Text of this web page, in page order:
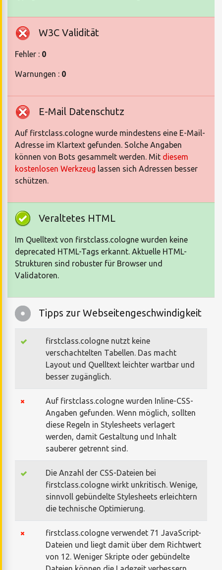
W3C Validität
Fehler : 0
Warnungen : 0
E-Mail Datenschutz
Auf firstclass.cologne wurde mindestens eine E-Mail-
Adresse im Klartext gefunden. Solche Angaben
können von Bots gesammelt werden. Mit diesem
kostenlosen Werkzeug lassen sich Adressen besser
schützen.
Veraltetes HTML
Im Quelltext von firstclass.cologne wurden keine
deprecated HTML-Tags erkannt. Aktuelle HTML-
Strukturen sind robuster für Browser und
Validatoren.
Tipps zur Webseitengeschwindigkeit
firstclass.cologne nutzt keine
verschachtelten Tabellen. Das macht
Layout und Quelltext leichter wartbar und
besser zugänglich.
Auf firstclass.cologne wurden Inline-CSS-
Angaben gefunden. Wenn möglich, sollten
diese Regeln in Stylesheets verlagert
werden, damit Gestaltung und Inhalt
sauberer getrennt sind.
Die Anzahl der CSS-Dateien bei
firstclass.cologne wirkt unkritisch. Wenige,
sinnvoll gebündelte Stylesheets erleichtern
die technische Optimierung.
firstclass.cologne verwendet 71 JavaScript-
Dateien und liegt damit über dem Richtwert
von 12. Weniger Skripte oder gebündelte